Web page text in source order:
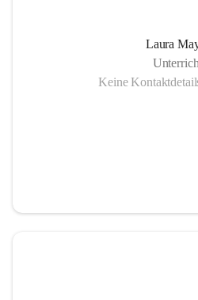
Laura
Keine